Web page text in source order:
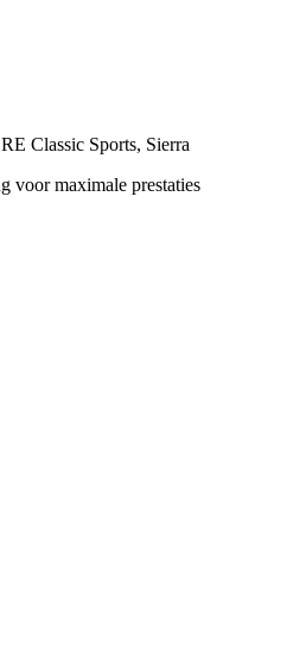
Classic Sports, Sierra
voor maximale prestaties